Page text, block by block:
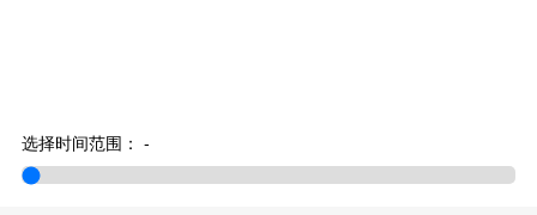
选择时间范围： -